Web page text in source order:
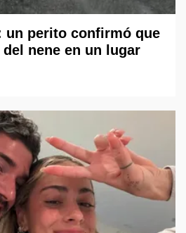
un perito confirmó que
nene en un lugar